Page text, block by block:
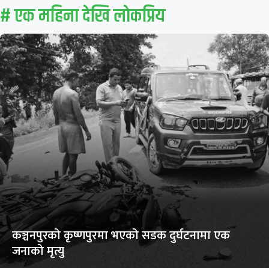
# एक महिना देखि लाेकप्रिय
कञ्चनपुरको कृष्णपुरमा भएको सडक दुर्घटनामा एक
जनाको मृत्यु